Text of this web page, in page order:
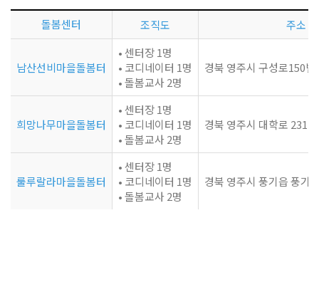
돌봄센터 조직도 주소
남산선비마을돌봄터
• 센터장 1명
• 코디네이터 1명
• 돌봄교사 2명
경북 영주시 구성로150번
희망나무마을돌봄터
• 센터장 1명
• 코디네이터 1명
• 돌봄교사 2명
경북 영주시 대학로 231
룰루랄라마을돌봄터
• 센터장 1명
• 코디네이터 1명
• 돌봄교사 2명
경북 영주시 풍기읍 풍기